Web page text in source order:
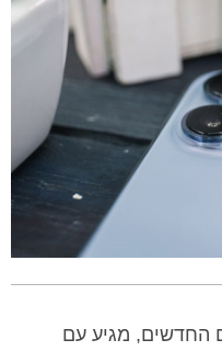
החדשים, מגיע עם